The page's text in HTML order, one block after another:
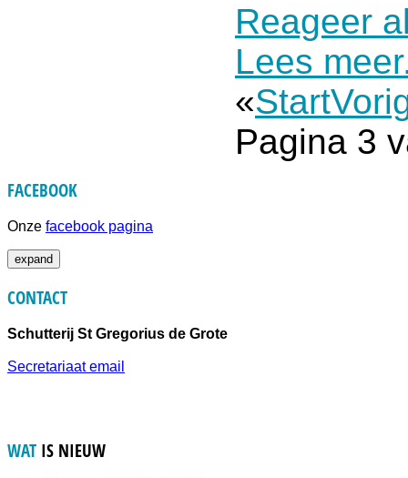
Reageer
Lees
«Start
Pagina 3
FACEBOOK
Onze facebook pagina
expand
CONTACT
Schutterij St Gregorius de Grote
Secretariaat email
WAT IS NIEUW